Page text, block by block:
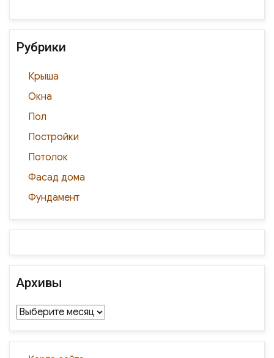
Рубрики
Крыша
Окна
Пол
Постройки
Потолок
Фасад дома
Фундамент
Архивы
Архивы